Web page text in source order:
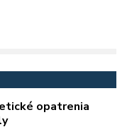
opatrenia